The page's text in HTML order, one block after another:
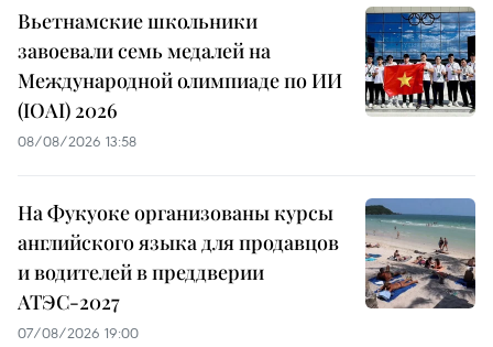
Вьетнамские школьники
завоевали семь медалей на
Международной олимпиаде по ИИ
(IOAI) 2026
08/08/2026 13:58
На Фукуоке организованы курсы
английского языка для продавцов
и водителей в преддверии
АТЭС-2027
07/08/2026 19:00